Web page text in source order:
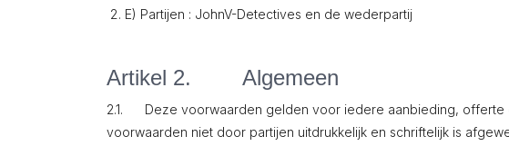
E) Partijen : JohnV-Detectives en de wederpartij
Artikel 2. Algemeen
2.1. Deze voorwaarden gelden voor iedere aanbieding, offerte
voorwaarden niet door partijen uitdrukkelijk en schriftelijk is